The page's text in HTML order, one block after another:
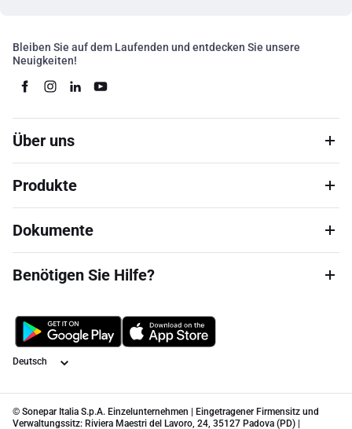
Bleiben Sie auf dem Laufenden und entdecken Sie unsere
Neuigkeiten!
Über uns
Produkte
Dokumente
Benötigen Sie Hilfe?
Sprache
© Sonepar Italia S.p.A. Einzelunternehmen | Eingetragener Firmensitz und
Verwaltungssitz: Riviera Maestri del Lavoro, 24, 35127 Padova (PD) |